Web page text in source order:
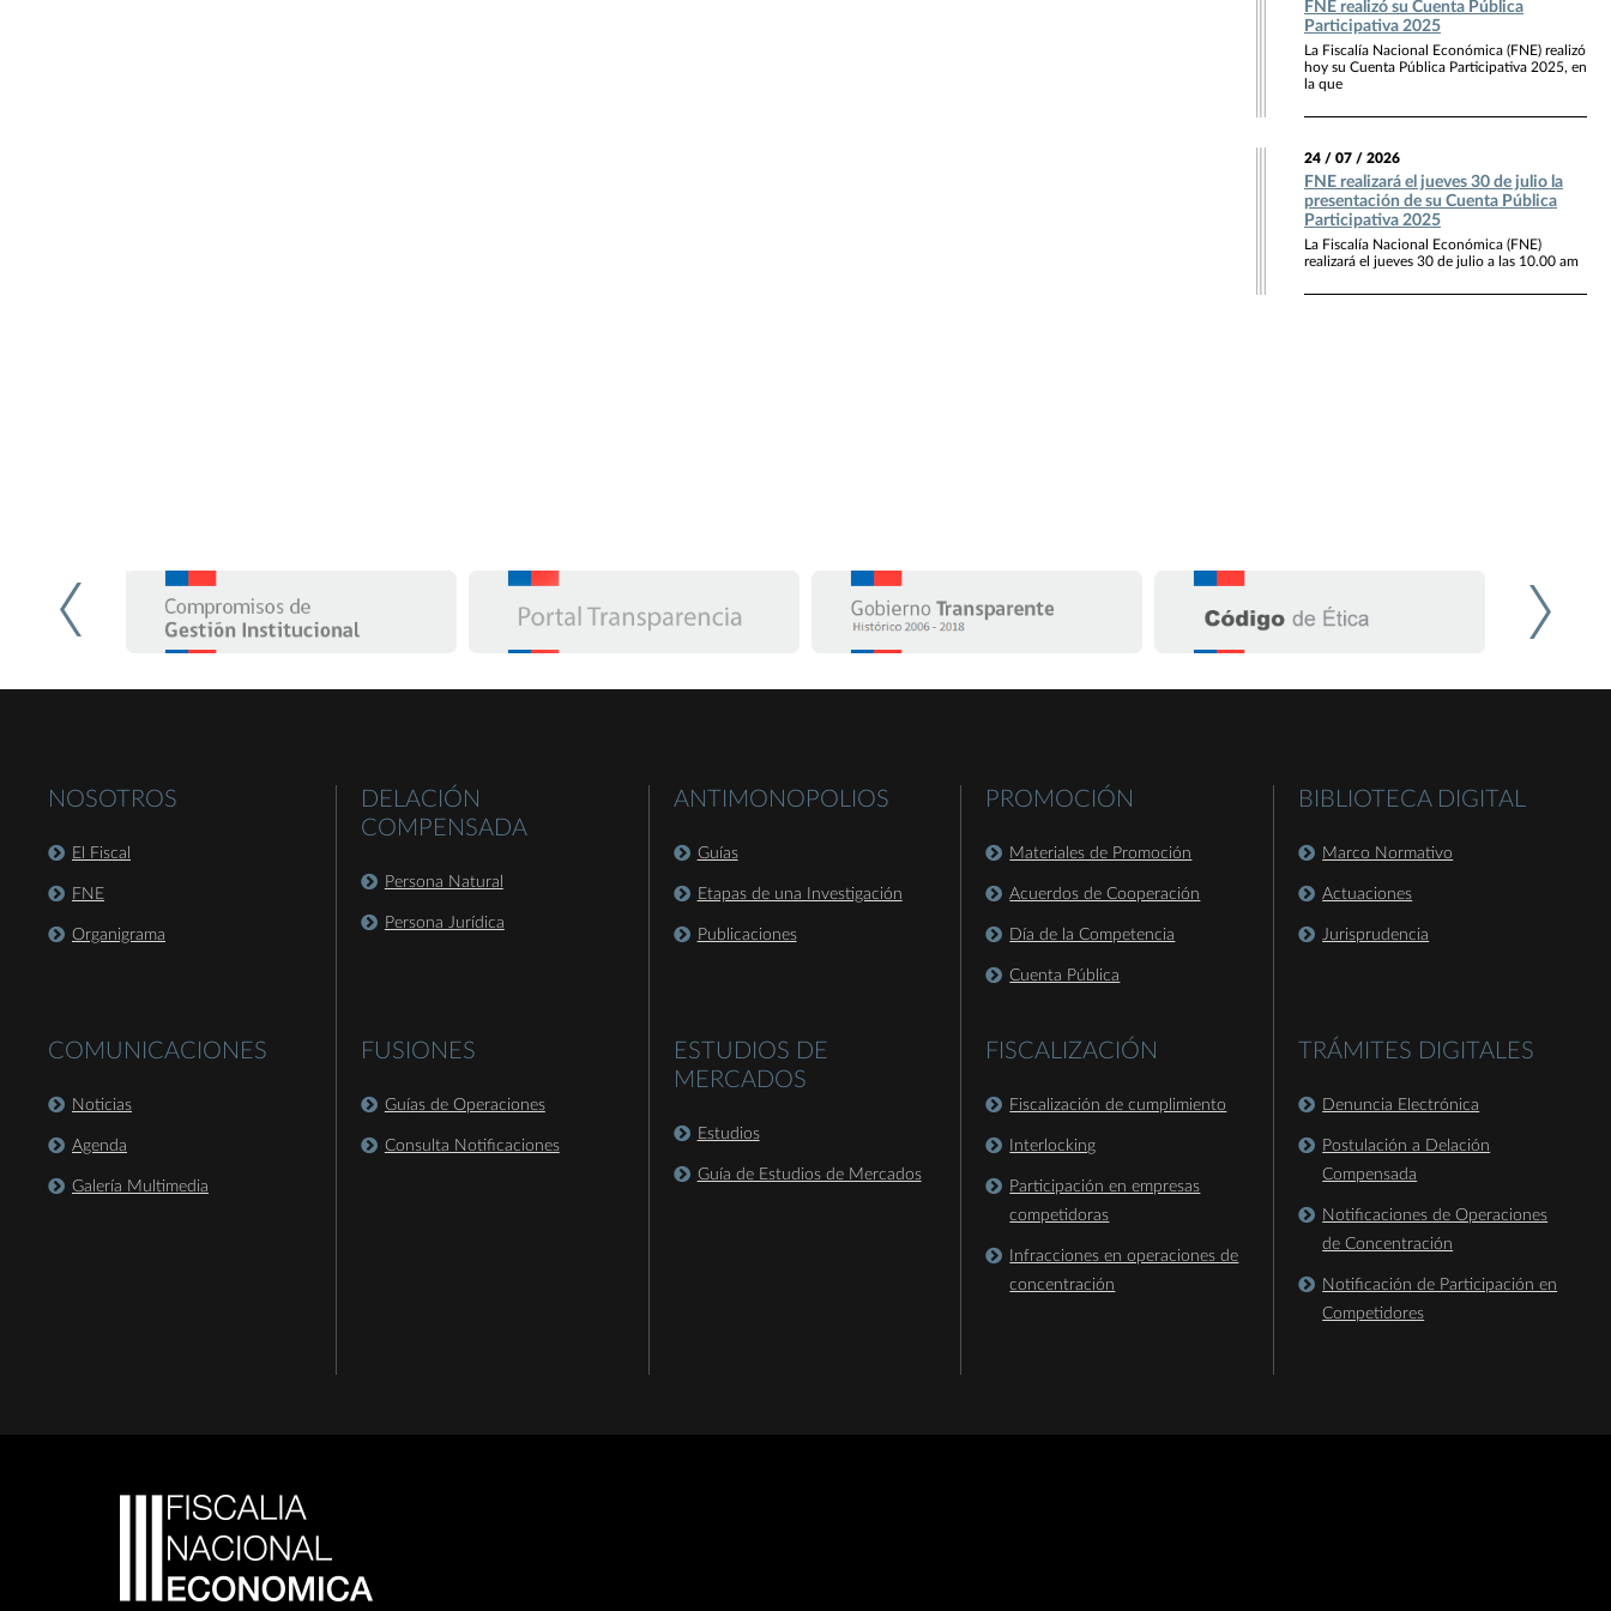
FNE realizó su Cuenta Pública
Participativa 2025
La Fiscalía Nacional Económica (FNE) realizó
hoy su Cuenta Pública Participativa 2025, en
la que
24 / 07 / 2026
FNE realizará el jueves 30 de julio la
presentación de su Cuenta Pública
Participativa 2025
La Fiscalía Nacional Económica (FNE)
realizará el jueves 30 de julio a las 10.00 am
NOSOTROS
El Fiscal
FNE
Organigrama
COMUNICACIONES
Noticias
Agenda
Galería Multimedia
DELACIÓN
COMPENSADA
Persona Natural
Persona Jurídica
FUSIONES
Guías de Operaciones
Consulta Notificaciones
ANTIMONOPOLIOS
Guías
Etapas de una Investigación
Publicaciones
ESTUDIOS DE
MERCADOS
Estudios
Guía de Estudios de Mercados
PROMOCIÓN
Materiales de Promoción
Acuerdos de Cooperación
Día de la Competencia
Cuenta Pública
FISCALIZACIÓN
Fiscalización de cumplimiento
Interlocking
Participación en empresas
competidoras
Infracciones en operaciones de
concentración
BIBLIOTECA DIGITAL
Marco Normativo
Actuaciones
Jurisprudencia
TRÁMITES DIGITALES
Denuncia Electrónica
Postulación a Delación
Compensada
Notificaciones de Operaciones
de Concentración
Notificación de Participación en
Competidores